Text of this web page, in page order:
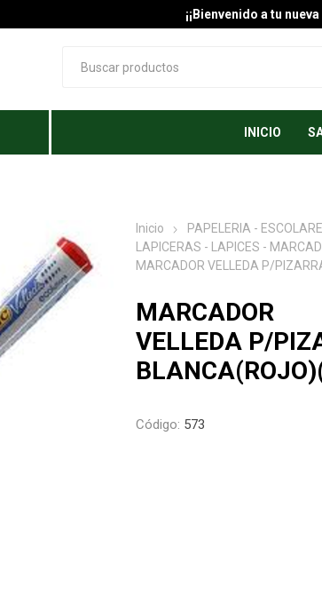
¡¡Bienvenido a tu
INICIO
Inicio
PAPELERIA -
LAPICERAS - LAPICES -
MARCADOR VELLEDA P/
MARCADOR
VELLEDA P/
Código: 573